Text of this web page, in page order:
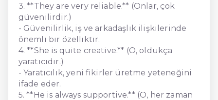
3. **They are very reliable.** (Onlar, çok
güvenilirdir.)
- Güvenilirlik, iş ve arkadaşlık ilişkilerinde
önemli bir özelliktir.
4. **She is quite creative.** (O, oldukça
yaratıcıdır.)
- Yaratıcılık, yeni fikirler üretme yeteneğini
ifade eder.
5. **He is always supportive.** (O, her zaman